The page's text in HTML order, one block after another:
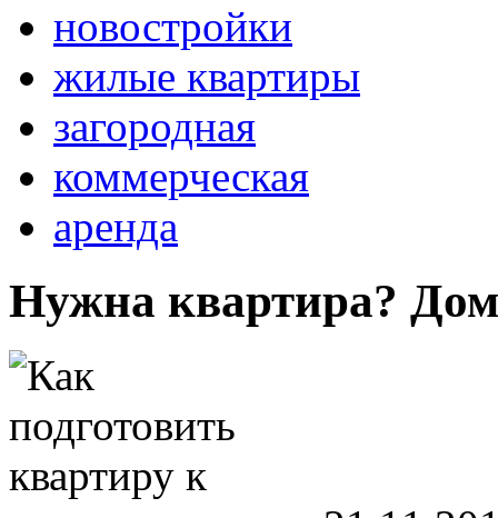
новостройки
жилые квартиры
загородная
коммерческая
аренда
Нужна квартира?